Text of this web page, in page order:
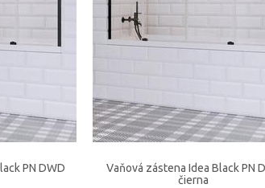
PN DWD
Vaňová zástena Idea Black PN
čierna